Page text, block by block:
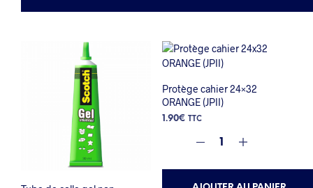
Protège cahier 24×32
ORANGE (JPII)
1.90€ TTC